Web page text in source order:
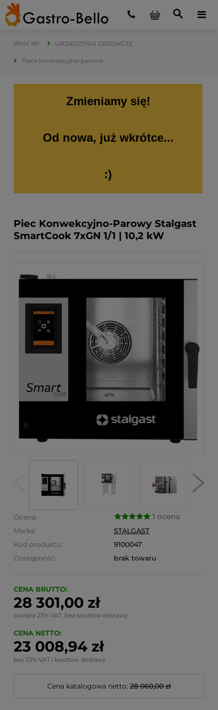
URZĄDZENIA GRZEWCZE
Piece konwekcyjno-parowe
Zmieniamy się!
Od nowa, już wkrótce...
:)
Piec Konwekcyjno-Parowy Stalgast
SmartCook 7xGN 1/1 | 10,2 kW
Ocena: 1 ocena
Marka:
STALGAST
Kod produktu:
9100047
Dostępność:
brak towaru
CENA BRUTTO:
28 301,00 zł
zawiera 23% VAT, bez kosztów dostawy
CENA NETTO:
23 008,94 zł
bez 23% VAT i kosztów dostawy
Cena katalogowa netto: 28 060,00 zł